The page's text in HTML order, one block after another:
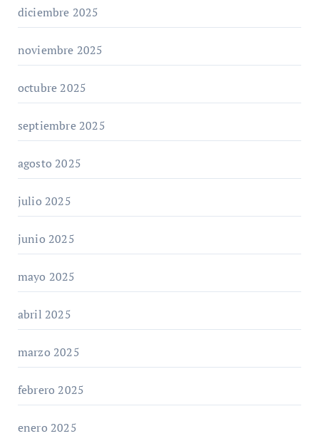
diciembre 2025
noviembre 2025
octubre 2025
septiembre 2025
agosto 2025
julio 2025
junio 2025
mayo 2025
abril 2025
marzo 2025
febrero 2025
enero 2025